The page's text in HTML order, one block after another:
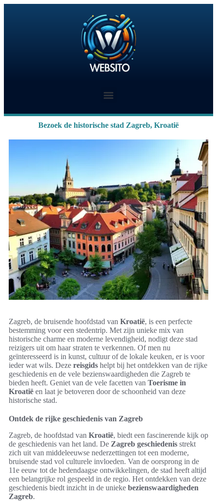
Bezoek de historische stad Zagreb, Kroatië
Zagreb, de bruisende hoofdstad van Kroatië, is een perfecte
bestemming voor een stedentrip. Met zijn unieke mix van
historische charme en moderne levendigheid, nodigt deze stad
reizigers uit om haar straten te verkennen. Of men nu
geïnteresseerd is in kunst, cultuur of de lokale keuken, er is voor
ieder wat wils. Deze reisgids helpt bij het ontdekken van de rijke
geschiedenis en de vele bezienswaardigheden die Zagreb te
bieden heeft. Geniet van de vele facetten van Toerisme in
Kroatië en laat je betoveren door de schoonheid van deze
historische stad.
Ontdek de rijke geschiedenis van Zagreb
Zagreb, de hoofdstad van Kroatië, biedt een fascinerende kijk op
de geschiedenis van het land. De Zagreb geschiedenis strekt
zich uit van middeleeuwse nederzettingen tot een moderne,
bruisende stad vol culturele invloeden. Van de oorsprong in de
11e eeuw tot de hedendaagse ontwikkelingen, de stad heeft altijd
een belangrijke rol gespeeld in de regio. Het ontdekken van deze
geschiedenis biedt inzicht in de unieke bezienswaardigheden
Zagreb.